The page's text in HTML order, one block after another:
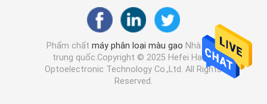
Phẩm chấtmáy phân loại màu gạo Nhà máy
trung quốc.Copyright © 2025 Hefei Hawit
Optoelectronic Technology Co.,Ltd. All Rights
Reserved.